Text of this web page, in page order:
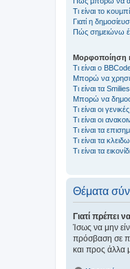
Τι είναι το
Γιατί η
Πώς σημειώνω
Μορφοποίηση
Τι είναι ο
Μπορώ να
Τι είναι τα
Μπορώ να
Τι είναι οι
Τι είναι οι
Τι είναι τα
Τι είναι τα
Τι είναι τα
Θέματα
Γιατί πρέπει
Ίσως να μην
πρόσβαση σε
και προς άλλα